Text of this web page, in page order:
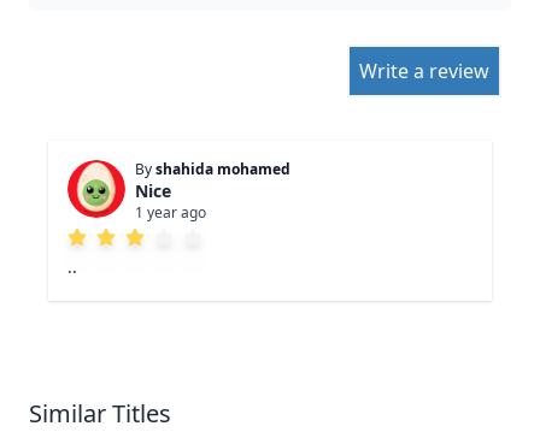
Write a review
Byshahida mohamed
Nice
1 year ago
..
Similar Titles